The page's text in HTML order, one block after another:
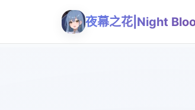
夜幕之花|Night